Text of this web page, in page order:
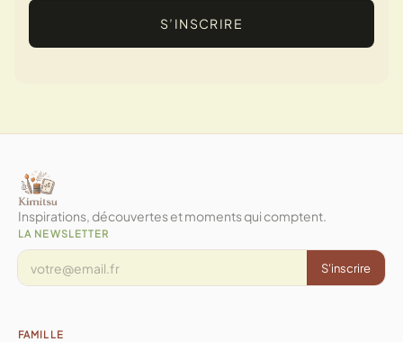
S’INSCRIRE
Inspirations, découvertes et moments qui comptent.
LA NEWSLETTER
S'inscrire
FAMILLE